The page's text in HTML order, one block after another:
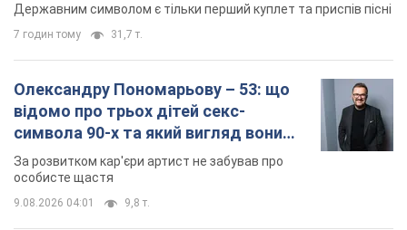
Державним символом є тільки перший куплет та приспів пісні
7 годин тому 31,7 т.
Олександру Пономарьову – 53: що
відомо про трьох дітей секс-
символа 90-х та який вигляд вони
мають
За розвитком кар'єри артист не забував про
особисте щастя
9.08.2026 04:01 9,8 т.